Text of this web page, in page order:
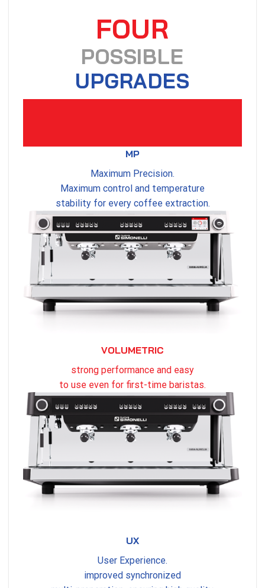
FOUR
POSSIBLE
UPGRADES
MP
Maximum Precision.
Maximum control and temperature
stability for every coffee extraction.
VOLUMETRIC
strong performance and easy
to use even for first-time baristas.
UX
User Experience.
improved synchronized